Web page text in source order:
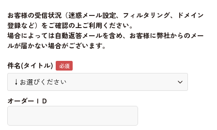
お客様の受信状況（迷惑メール設定、フィルタリング、ドメイン
登録など）をご確認の上ご利用ください。
場合によっては自動返答メールを含め、お客様に弊社からのメー
ルが届かない場合がございます。
件名(タイトル)
オーダーＩＤ